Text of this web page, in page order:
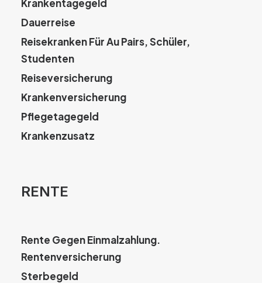
Krankentagegeld
Dauerreise
Reisekranken Für Au Pairs, Schüler,
Studenten
Reiseversicherung
Krankenversicherung
Pflegetagegeld
Krankenzusatz
RENTE
Rente Gegen Einmalzahlung.
Rentenversicherung
Sterbegeld